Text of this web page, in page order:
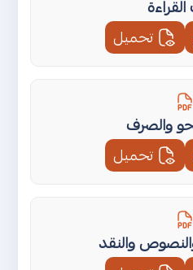
تحميل
والصرف
تحميل
والنقد